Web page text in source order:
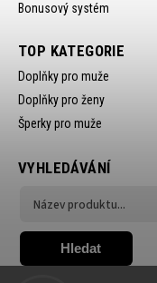
Bonusový systém
TOP KATEGORIE
Doplňky pro muže
Doplňky pro ženy
Šperky pro muže
VYHLEDÁVÁNÍ
Hledat